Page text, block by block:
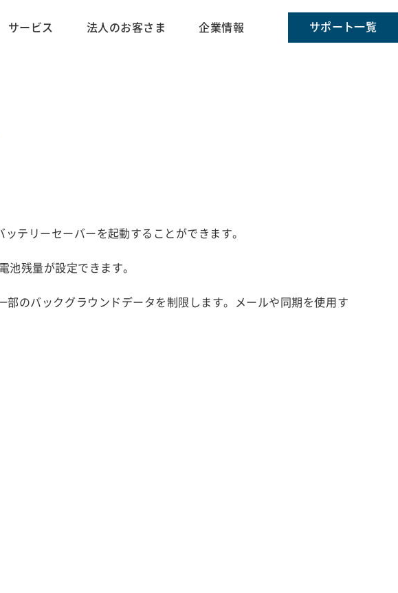
サービス 法人のお客さま 企業情報 サポート一覧
テリーセーバーを起動することができます。
残量が設定できます。
のバックグラウンドデータを制限します。メールや同期を使用す